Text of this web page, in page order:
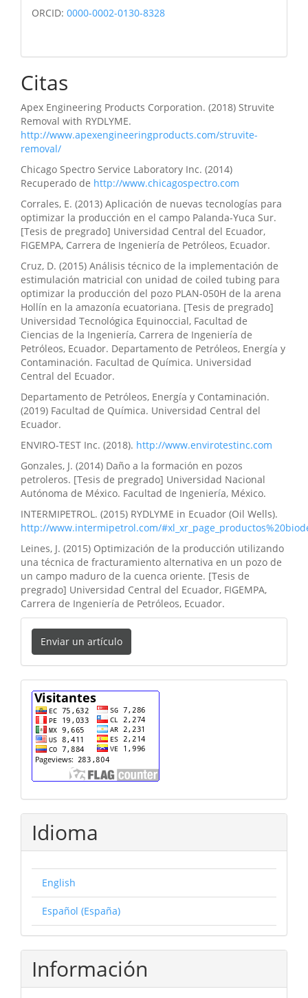
ORCID: 0000-0002-0130-8328
Citas
Apex Engineering Products Corporation. (2018) Struvite
Removal with RYDLYME.
http://www.apexengineeringproducts.com/struvite-
removal/
Chicago Spectro Service Laboratory Inc. (2014)
Recuperado de http://www.chicagospectro.com
Corrales, E. (2013) Aplicación de nuevas tecnologías para
optimizar la producción en el campo Palanda-Yuca Sur.
[Tesis de pregrado] Universidad Central del Ecuador,
FIGEMPA, Carrera de Ingeniería de Petróleos, Ecuador.
Cruz, D. (2015) Análisis técnico de la implementación de
estimulación matricial con unidad de coiled tubing para
optimizar la producción del pozo PLAN-050H de la arena
Hollín en la amazonía ecuatoriana. [Tesis de pregrado]
Universidad Tecnológica Equinoccial, Facultad de
Ciencias de la Ingeniería, Carrera de Ingeniería de
Petróleos, Ecuador. Departamento de Petróleos, Energía y
Contaminación. Facultad de Química. Universidad
Central del Ecuador.
Departamento de Petróleos, Energía y Contaminación.
(2019) Facultad de Química. Universidad Central del
Ecuador.
ENVIRO-TEST Inc. (2018). http://www.envirotestinc.com
Gonzales, J. (2014) Daño a la formación en pozos
petroleros. [Tesis de pregrado] Universidad Nacional
Autónoma de México. Facultad de Ingeniería, México.
INTERMIPETROL. (2015) RYDLYME in Ecuador (Oil Wells).
http://www.intermipetrol.com/
Leines, J. (2015) Optimización de la producción utilizando
una técnica de fracturamiento alternativa en un pozo de
un campo maduro de la cuenca oriente. [Tesis de
pregrado] Universidad Central del Ecuador, FIGEMPA,
Carrera de Ingeniería de Petróleos, Ecuador.
Enviar
un
artículo
Enviar un artículo
cuenta
Idioma
English
Español (España)
Información